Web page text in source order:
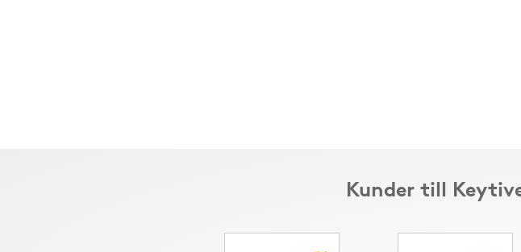
Kunder till